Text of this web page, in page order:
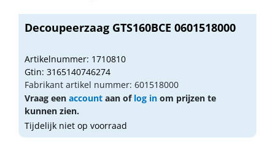
Decoupeerzaag GTS160BCE 0601518000
Artikelnummer: 1710810
Gtin: 3165140746274
Fabrikant artikel nummer: 601518000
Vraag een account aan of log in om prijzen te
kunnen zien.
Tijdelijk niet op voorraad